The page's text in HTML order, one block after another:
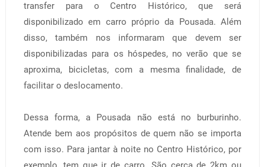
transfer para o Centro Histórico, que será
disponibilizado em carro próprio da Pousada. Além
disso, também nos informaram que devem ser
disponibilizadas para os hóspedes, no verão que se
aproxima, bicicletas, com a mesma finalidade, de
facilitar o deslocamento.
Dessa forma, a Pousada não está no burburinho.
Atende bem aos propósitos de quem não se importa
com isso. Para jantar à noite no Centro Histórico, por